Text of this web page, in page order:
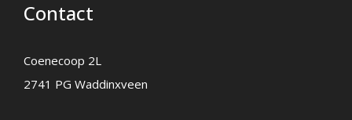
Contact
Coenecoop 2L
2741 PG Waddinxveen